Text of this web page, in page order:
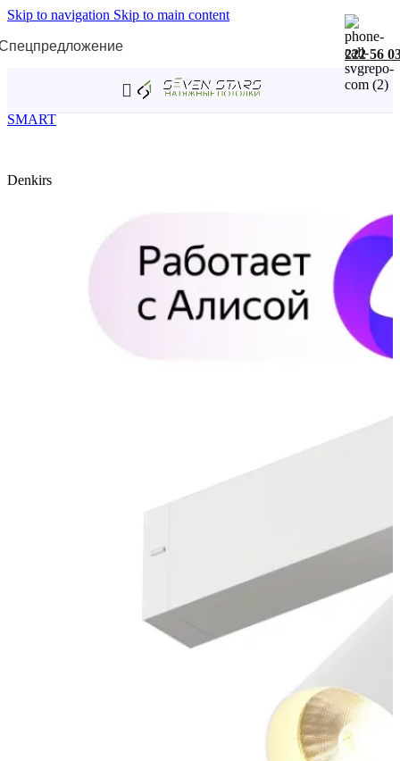
Skip to navigation Skip to main content
222 56
Трековая система SMART
SMART
Denkirs